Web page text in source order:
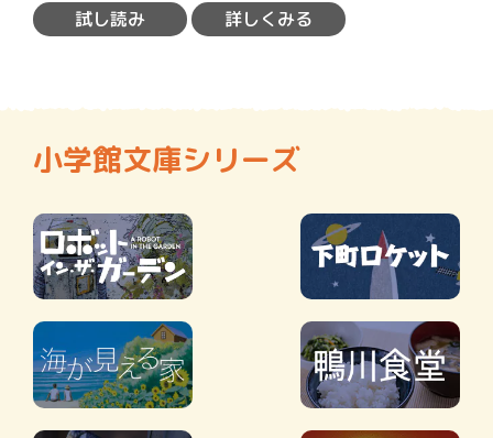
試し読み 詳しくみる
小学館文庫シリーズ